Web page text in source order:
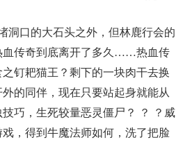
洞口的大石头之外，但林鹿行会的
血传奇到底离开了多久……热血传
钉耙猫王？剩下的一块肉干去换
的同伴，现在只要站起身就能从
巧，生死较量恶灵僵尸？ ？ ？威
，得到牛魔法师如何，洗了把脸